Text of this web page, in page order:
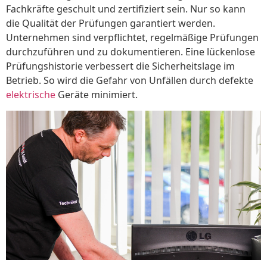
Fachkräfte geschult und zertifiziert sein. Nur so kann
die Qualität der Prüfungen garantiert werden.
Unternehmen sind verpflichtet, regelmäßige Prüfungen
durchzuführen und zu dokumentieren. Eine lückenlose
Prüfungshistorie verbessert die Sicherheitslage im
Betrieb. So wird die Gefahr von Unfällen durch defekte
elektrische Geräte minimiert.